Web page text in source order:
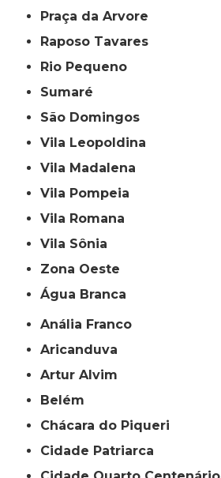
Praça da Arvore
Raposo Tavares
Rio Pequeno
Sumaré
São Domingos
Vila Leopoldina
Vila Madalena
Vila Pompeia
Vila Romana
Vila Sônia
Zona Oeste
Água Branca
Anália Franco
Aricanduva
Artur Alvim
Belém
Chácara do Piqueri
Cidade Patriarca